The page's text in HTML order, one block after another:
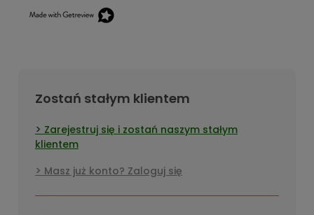
Zostań stałym klientem
Zarejestruj się i zostań naszym stałym
klientem
Masz już konto? Zaloguj się